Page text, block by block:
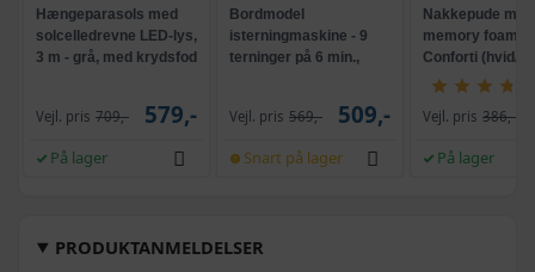
PRODUKTANMELDELSER
Hængeparasols med
solcelledrevne LED-lys,
3 m - grå, med krydsfod
Vejl. pris 709,- 579,-
På lager
Bordmodel
isterningmaskine - 9
terninger på 6 min.,
Vejl. pris 569,- 509,-
Snart på lager
Nakkepude med
memory foam -
Conforti (hvid/
Vejl. pris 386,-
På lager